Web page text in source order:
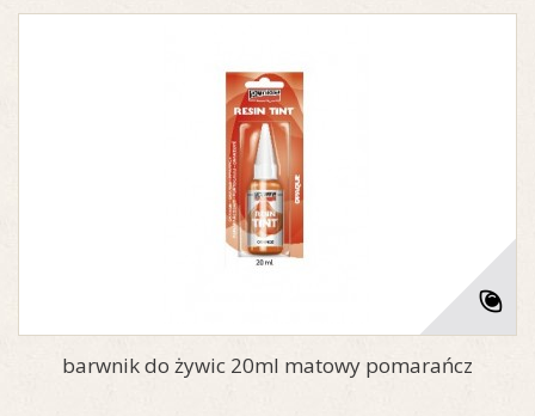
barwnik do żywic 20ml matowy pomarańcz